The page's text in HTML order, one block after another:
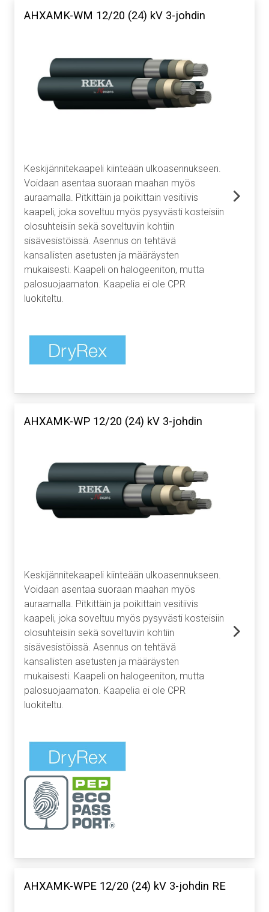
AHXAMK-WM 12/20 (24) kV 3-johdin
Keskijännitekaapeli kiinteään ulkoasennukseen.
Voidaan asentaa suoraan maahan myös
auraamalla. Pitkittäin ja poikittain vesitiivis
kaapeli, joka soveltuu myös pysyvästi kosteisiin
olosuhteisiin sekä soveltuviin kohtiin
sisävesistöissä. Asennus on tehtävä
kansallisten asetusten ja määräysten
mukaisesti. Kaapeli on halogeeniton, mutta
palosuojaamaton. Kaapelia ei ole CPR
luokiteltu.
AHXAMK-WP 12/20 (24) kV 3-johdin
Keskijännitekaapeli kiinteään ulkoasennukseen.
Voidaan asentaa suoraan maahan myös
auraamalla. Pitkittäin ja poikittain vesitiivis
kaapeli, joka soveltuu myös pysyvästi kosteisiin
olosuhteisiin sekä soveltuviin kohtiin
sisävesistöissä. Asennus on tehtävä
kansallisten asetusten ja määräysten
mukaisesti. Kaapeli on halogeeniton, mutta
palosuojaamaton. Kaapelia ei ole CPR
luokiteltu.
AHXAMK-WPE 12/20 (24) kV 3-johdin RE